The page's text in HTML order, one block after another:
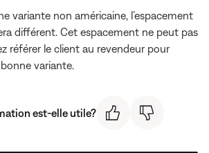
variante non américaine, l’espacement
différent. Cet espacement ne peut pas
référer le client au revendeur pour
variante.
est-elle utile?